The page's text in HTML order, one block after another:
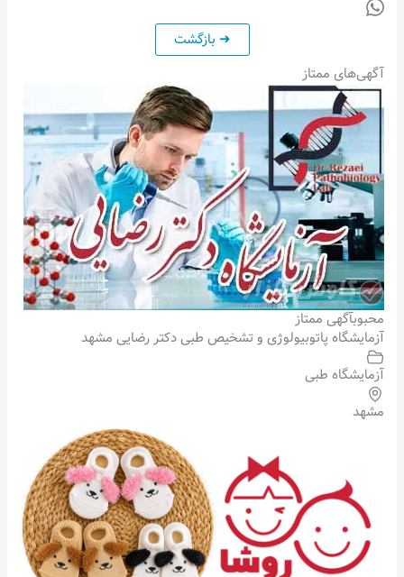
آگهی‌های ممتاز
محبوبآگهی ممتاز
آزمایشگاه پاتوبیولوژی و تشخیص طبی دکتر رضایی مشهد
آزمایشگاه طبی
مشهد